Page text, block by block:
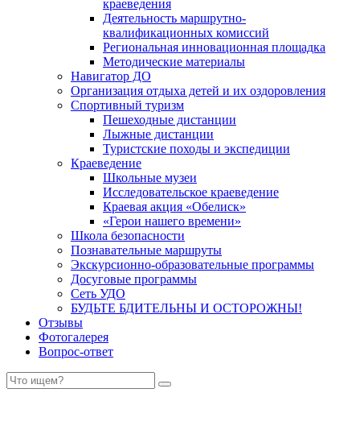
краеведения
Деятельность маршрутно-
квалификационных комиссий
Региональная инновационная площадка
Методические материалы
Навигатор ДО
Организация отдыха детей и их оздоровления
Спортивный туризм
Пешеходные дистанции
Лыжные дистанции
Туристские походы и экспедиции
Краеведение
Школьные музеи
Исследовательское краеведение
Краевая акция «Обелиск»
«Герои нашего времени»
Школа безопасности
Познавательные маршруты
Экскурсионно-образовательные программы
Досуговые программы
Сеть УДО
БУДЬТЕ БДИТЕЛЬНЫ И ОСТОРОЖНЫ!
Отзывы
Фотогалерея
Вопрос-ответ